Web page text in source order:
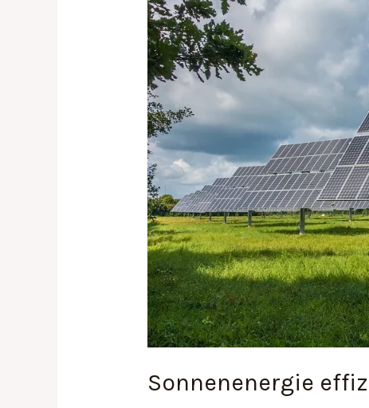
Sonnenenergie
Sonnenenergie
effizient
nutzen